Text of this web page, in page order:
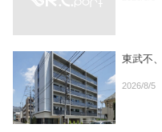
東武不
2026/8/5